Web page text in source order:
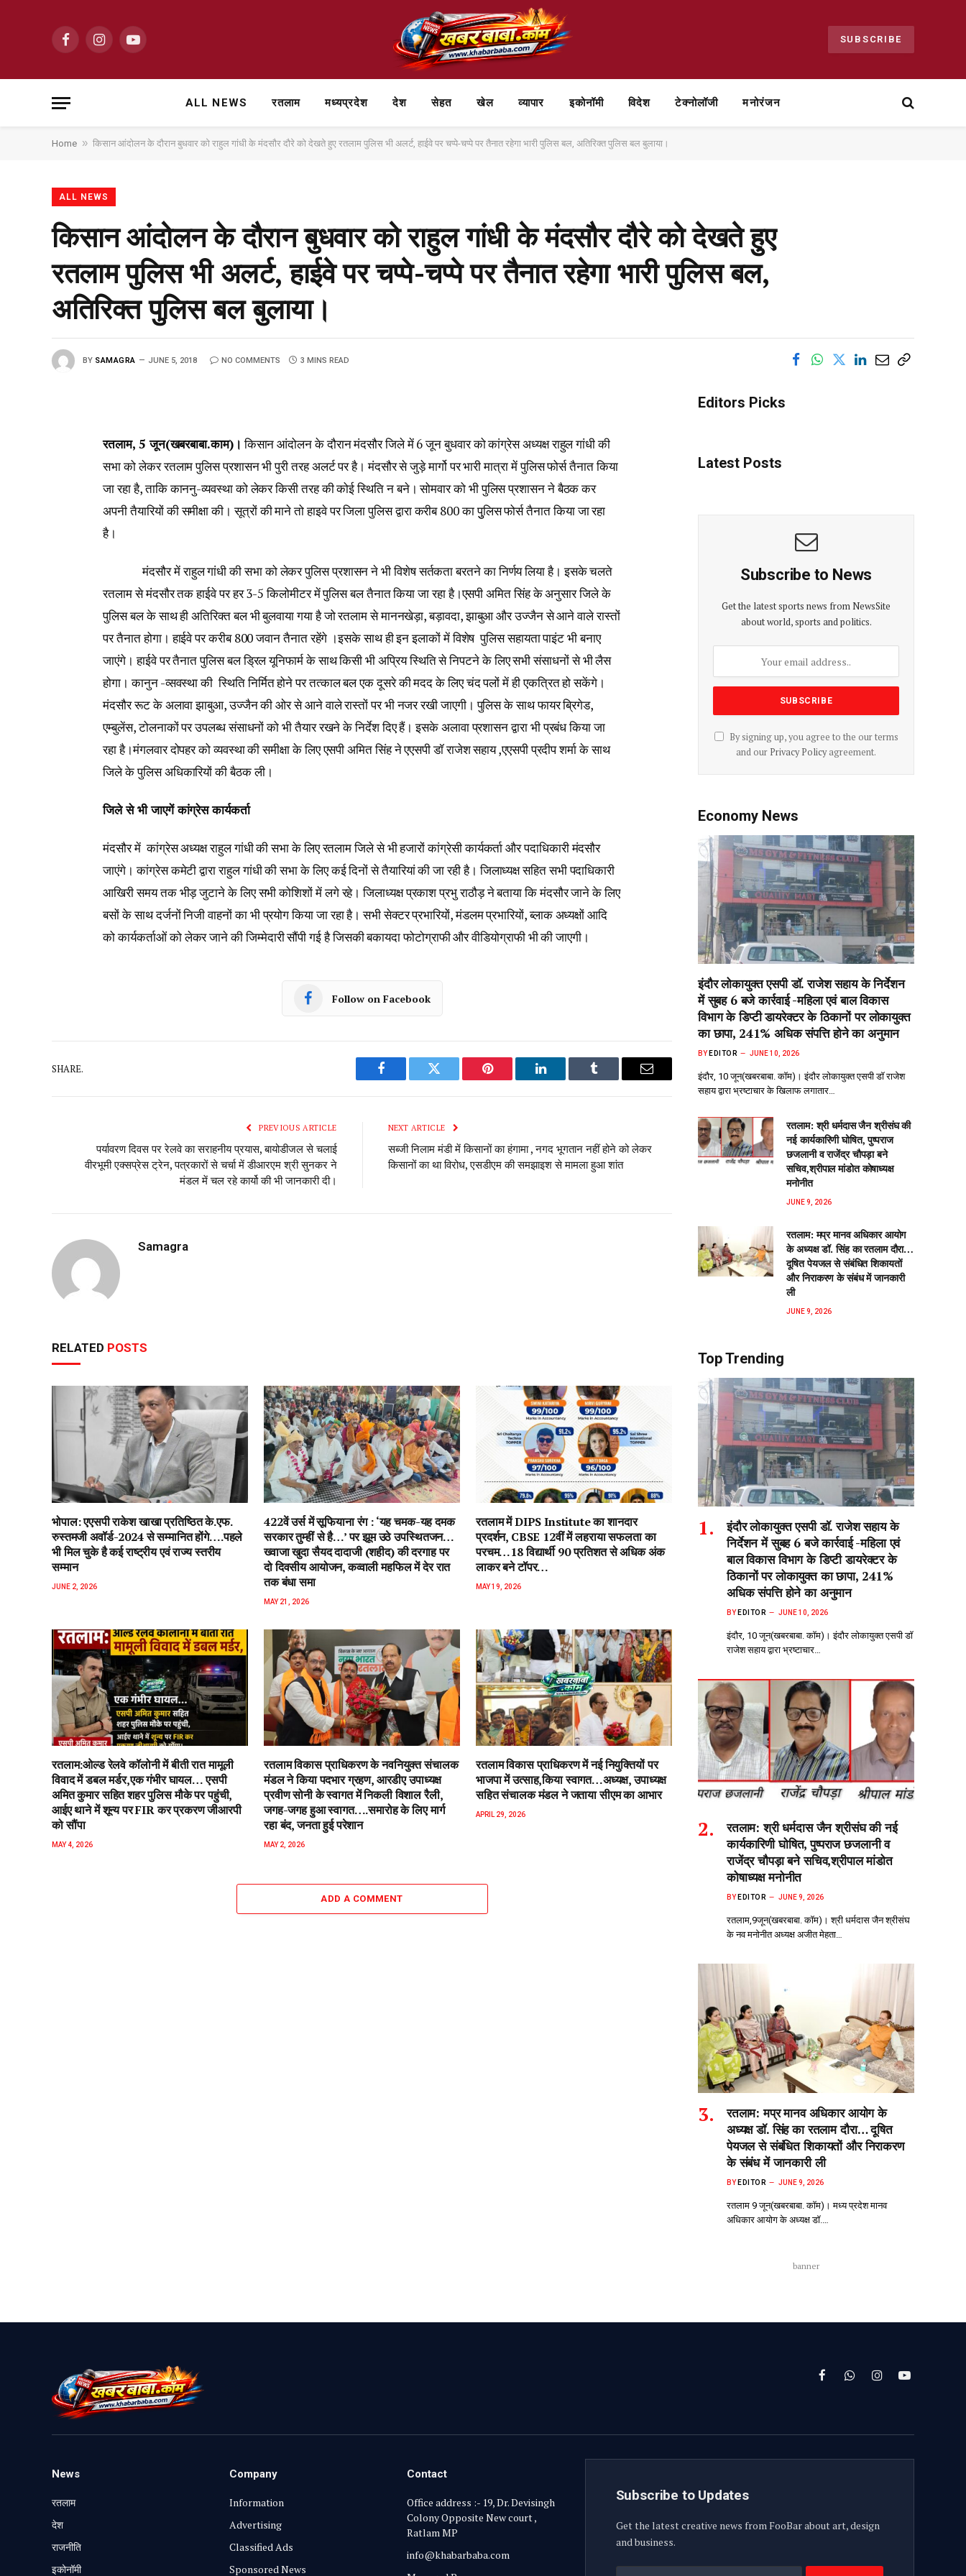
FacebookInstagramYouTube SUBSCRIBE
ALL NEWS रतलाम मध्यप्रदेश देश सेहत खेल व्यापार ⁠इकोनॉमी विदेश टेक्नोलॉजी मनोरंजन
Home » किसान आंदोलन के दौरान बुधवार को राहुल गांधी के मंदसौर दौरे को देखते हुए रतलाम पुलिस भी अलर्ट, हाईवे पर चप्पे-चप्पे पर तैनात रहेगा भारी पुलिस बल, अतिरिक्त पुलिस बल बुलाया।
ALL NEWS
किसान आंदोलन के दौरान बुधवार को राहुल गांधी के मंदसौर दौरे को देखते हुए
रतलाम पुलिस भी अलर्ट, हाईवे पर चप्पे-चप्पे पर तैनात रहेगा भारी पुलिस बल,
अतिरिक्त पुलिस बल बुलाया।
BY SAMAGRA JUNE 5, 2018 NO COMMENTS 3 MINS READ
रतलाम, 5 जून(खबरबाबा.काम)। किसान आंदोलन के दौरान मंदसौर जिले में 6 जून बुधवार को कांग्रेस अध्यक्ष राहुल गांधी की
सभा को लेकर रतलाम पुलिस प्रशासन भी पुरी तरह अलर्ट पर है। मंदसौर से जुड़े मार्गो पर भारी मात्रा में पुलिस फोर्स तैनात किया
जा रहा है, ताकि काननु-व्यवस्था को लेकर किसी तरह की कोई स्थिति न बने। सोमवार को भी पुलिस प्रशासन ने बैठक कर
अपनी तैयारियों की समीक्षा की। सूत्रों की माने तो हाइवे पर जिला पुलिस द्वारा करीब 800 का पुुलिस फोर्स तैनात किया जा रहा
है।
मंदसौर में राहुल गांधी की सभा को लेकर पुलिस प्रशासन ने भी विशेष सर्तकता बरतने का निर्णय लिया है। इसके चलते
रतलाम से मंदसौर तक हाईवे पर हर 3-5 किलोमीटर में पुलिस बल तैनात किया जा रहा है।एसपी अमित सिंह के अनुसार जिले के
पुलिस बल के साथ ही अतिरिक्त बल भी बुलवाया गया है जो रतलाम से माननखेड़ा, बड़ावदा, झाबुआ और उज्जैन से आने वाले रास्तों
पर तैनात होगा। हाईवे पर करीब 800 जवान तैनात रहेंगे ।इसके साथ ही इन इलाकों में विशेष पुलिस सहायता पाइंट भी बनाए
जाएंगे। हाईवे पर तैनात पुलिस बल ड्रिल यूनिफार्म के साथ किसी भी अप्रिय स्थिति से निपटने के लिए सभी संसाधनों से भी लैस
होगा। कानुन -व्सवस्था की स्थिति निर्मित होने पर तत्काल बल एक दूसरे की मदद के लिए चंद पलों में ही एकत्रित हो सकेंगे।
मंदसौर रूट के अलावा झाबुआ, उज्जैन की ओर से आने वाले रास्तों पर भी नजर रखी जाएगी। पुलिस के साथ फायर ब्रिगेड,
एम्बुलेंस, टोलनाकों पर उपलब्ध संसाधनों को भी तैयार रखने के निर्देश दिए हैं। इसके अलावा प्रशासन द्वारा भी प्रबंध किया जा
रहा है।मंगलवार दोपहर को व्यवस्था की समीक्षा के लिए एसपी अमित सिंह ने एएसपी डॉ राजेश सहाय ,एएसपी प्रदीप शर्मा के साथ
जिले के पुलिस अधिकारियों की बैठक ली।
जिले से भी जाएगें कांग्रेस कार्यकर्ता
मंदसौर में कांग्रेस अध्यक्ष राहुल गांधी की सभा के लिए रतलाम जिले से भी हजारों कांग्रेसी कार्यकर्ता और पदाधिकारी मंदसौर
जाएंगे। कांग्रेस कमेटी द्वारा राहुल गांधी की सभा के लिए कई दिनों से तैयारियां की जा रही है। जिलाध्यक्ष सहित सभी पदाधिकारी
आखिरी समय तक भीड़ जुटाने के लिए सभी कोशिशों में लगे रहे। जिलाध्यक्ष प्रकाश प्रभु राठौड़ ने बताया कि मंदसौर जाने के लिए
बसों के साथ दर्जनों निजी वाहनों का भी प्रयोग किया जा रहा है। सभी सेक्टर प्रभारियों, मंडलम प्रभारियों, ब्लाक अध्यक्षों आदि
को कार्यकर्ताओं को लेकर जाने की जिम्मेदारी सौंपी गई है जिसकी बकायदा फोटोग्राफी और वीडियोग्राफी भी की जाएगी।
Follow on Facebook
SHARE.
Facebook Twitter Pinterest LinkedIn Tumblr Email
PREVIOUS ARTICLE
पर्यावरण दिवस पर रेलवे का सराहनीय प्रयास, बायोडीजल से चलाई
वीरभूमी एक्सप्रेस ट्रेन, पत्रकारों से चर्चा में डीआरएम श्री सुनकर ने
मंडल में चल रहे कार्यो की भी जानकारी दी।
NEXT ARTICLE
सब्जी निलाम मंडी में किसानों का हंगामा , नगद भूगतान नहीं होने को लेकर
किसानों का था विरोध, एसडीएम की समझाइश से मामला हुआ शांत
Samagra
RELATED POSTS
भोपाल: एएसपी राकेश‌ खाखा प्रतिष्ठित के.एफ.
रुस्तमजी अवॉर्ड-2024 से सम्मानित होंगे….पहले
भी मिल चुके है कई राष्ट्रीय एवं राज्य स्तरीय
सम्मान
JUNE 2, 2026
422वें उर्स में सूफियाना रंग : ‘यह चमक-यह दमक
सरकार तुम्हीं से है…’ पर झूम उठे उपस्थितजन…
ख्वाजा खुदा सैयद दादाजी (शहीद) की दरगाह पर
दो दिवसीय आयोजन, कव्वाली महफिल में देर रात
तक बंधा समा
MAY 21, 2026
रतलाम में DIPS Institute का शानदार
प्रदर्शन, CBSE 12वीं में लहराया सफलता का
परचम…18 विद्यार्थी 90 प्रतिशत से अधिक अंक
लाकर बने टॉपर…
MAY 19, 2026
रतलाम:ओल्ड रेलवे कॉलोनी में बीती रात मामूली
विवाद में डबल मर्डर,एक गंभीर घायल… एसपी
अमित कुमार सहित शहर पुलिस मौके पर पहुंची,
आईए थाने में शून्य पर FIR कर प्रकरण जीआरपी
को सौंपा
MAY 4, 2026
रतलाम विकास प्राधिकरण के नवनियुक्त संचालक
मंडल ने किया पदभार ग्रहण, आरडीए उपाध्यक्ष
प्रवीण सोनी के स्वागत में निकली विशाल रैली,
जगह-जगह हुआ स्वागत….समारोह के लिए मार्ग
रहा बंद, जनता हुई परेशान
MAY 2, 2026
रतलाम विकास प्राधिकरण में नई नियुक्तियों पर
भाजपा में उत्साह,किया स्वागत…अध्यक्ष, उपाध्यक्ष
सहित संचालक मंडल ने जताया सीएम का आभार
APRIL 29, 2026
ADD A COMMENT
Editors Picks
Latest Posts
Subscribe to News
Get the latest sports news from NewsSite
about world, sports and politics.
By signing up, you agree to the our terms
and our Privacy Policyagreement.
Economy News
इंदौर लोकायुक्त एसपी डॉ. राजेश सहाय के निर्देशन
में सुबह 6 बजे कार्रवाई -महिला एवं बाल विकास
विभाग के डिप्टी डायरेक्टर के ठिकानों पर लोकायुक्त
का छापा, 241% अधिक संपत्ति होने का अनुमान
BY EDITOR JUNE 10, 2026
इंदौर, 10 जून(खबरबाबा. कॉम)। इंदौर लोकायुक्त एसपी डॉ राजेश
सहाय द्वारा भ्रष्टाचार के खिलाफ लगातार…
रतलाम: श्री धर्मदास जैन श्रीसंघ की
नई कार्यकारिणी घोषित, पुष्पराज
छजलानी व राजेंद्र चौपड़ा बने
सचिव,श्रीपाल मांडोत कोषाध्यक्ष
मनोनीत
JUNE 9, 2026
रतलाम: मप्र मानव अधिकार आयोग
के अध्यक्ष डॉ. सिंह का रतलाम दौरा…
दूषित पेयजल से‌ संबंधित शिकायतों
और निराकरण के संबंध में जानकारी
ली
JUNE 9, 2026
Top Trending
इंदौर लोकायुक्त एसपी डॉ. राजेश सहाय के
निर्देशन में सुबह 6 बजे कार्रवाई -महिला एवं
बाल विकास विभाग के डिप्टी डायरेक्टर के
ठिकानों पर लोकायुक्त का छापा, 241%
अधिक संपत्ति होने का अनुमान
BY EDITOR JUNE 10, 2026
इंदौर, 10 जून(खबरबाबा. कॉम)। इंदौर लोकायुक्त एसपी डॉ
राजेश सहाय द्वारा भ्रष्टाचार…
रतलाम: श्री धर्मदास जैन श्रीसंघ की नई
कार्यकारिणी घोषित, पुष्पराज छजलानी व
राजेंद्र चौपड़ा बने सचिव,श्रीपाल मांडोत
कोषाध्यक्ष मनोनीत
BY EDITOR JUNE 9, 2026
रतलाम,9जून(खबरबाबा. कॉम)। श्री धर्मदास जैन श्रीसंघ
के नव मनोनीत अध्यक्ष अजीत मेहता…
रतलाम: मप्र मानव अधिकार आयोग के
अध्यक्ष डॉ. सिंह का रतलाम दौरा… दूषित
पेयजल से‌ संबंधित शिकायतों और निराकरण
के संबंध में जानकारी ली
BY EDITOR JUNE 9, 2026
रतलाम 9 जून(खबरबाबा. कॉम)। मध्य प्रदेश मानव
अधिकार आयोग के अध्यक्ष डॉ.…
banner
FacebookWhatsAppInstagramYouTube
News
रतलाम
⁠देश
राजनीति
⁠इकोनॉमी
Company
Information
Advertising
Classified Ads
Sponsored News
Contact
Office address :- 19, Dr. Devisingh
Colony Opposite New court ,
Ratlam MP
info@khabarbaba.com
Subscribe to Updates
Get the latest creative news from FooBar about art, design
and business.